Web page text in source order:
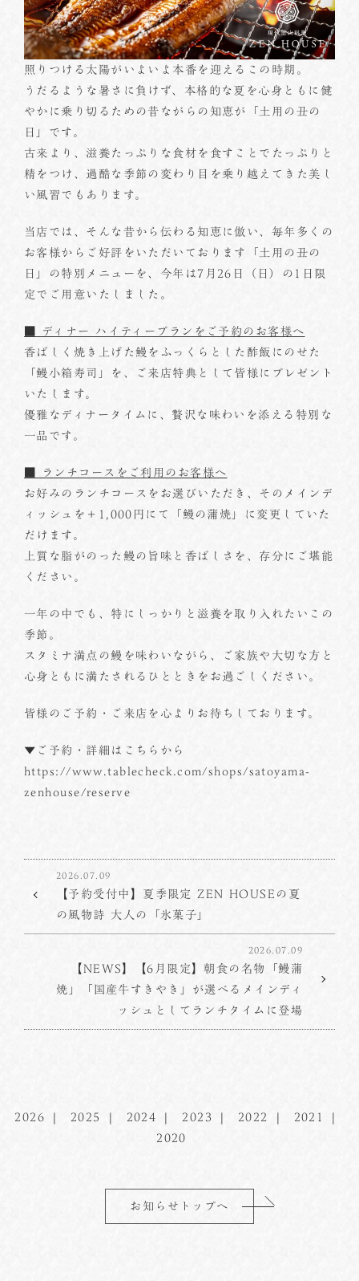
照りつける太陽がいよいよ本番を迎えるこの時期。
うだるような暑さに負けず、本格的な夏を心身ともに健
やかに乗り切るための昔ながらの知恵が「土用の丑の
日」です。
古来より、滋養たっぷりな食材を食すことでたっぷりと
精をつけ、過酷な季節の変わり目を乗り越えてきた美し
い風習でもあります。
当店では、そんな昔から伝わる知恵に倣い、毎年多くの
お客様からご好評をいただいております「土用の丑の
日」の特別メニューを、今年は7月26日（日）の1日限
定でご用意いたしました。
■ ディナー ハイティープランをご予約のお客様へ
香ばしく焼き上げた鰻をふっくらとした酢飯にのせた
「鰻小箱寿司」を、ご来店特典として皆様にプレゼント
いたします。
優雅なディナータイムに、贅沢な味わいを添える特別な
一品です。
■ ランチコースをご利用のお客様へ
お好みのランチコースをお選びいただき、そのメインデ
ィッシュを＋1,000円にて「鰻の蒲焼」に変更していた
だけます。
上質な脂がのった鰻の旨味と香ばしさを、存分にご堪能
ください。
一年の中でも、特にしっかりと滋養を取り入れたいこの
季節。
スタミナ満点の鰻を味わいながら、ご家族や大切な方と
心身ともに満たされるひとときをお過ごしください。
皆様のご予約・ご来店を心よりお待ちしております。
▼ご予約・詳細はこちらから
https://www.tablecheck.com/shops/satoyama-
zenhouse/reserve
2026.07.09
【予約受付中】夏季限定 ZEN HOUSEの夏
の風物詩 大人の「氷菓子」
2026.07.09
【NEWS】【6月限定】朝食の名物「鰻蒲
焼」「国産牛すきやき」が選べるメインディ
ッシュとしてランチタイムに登場
2026 2025 2024 2023 2022
2021
2020
お知らせトップへ